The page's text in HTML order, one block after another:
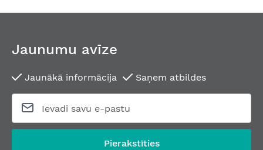
Elektromagnētiskais sprūds EFF EFF 118E130 A71
No 81,70 €
No 52,60 €
Jaunumu avīze
Jaunākā informācija Saņem atbildes
Pierakstīties